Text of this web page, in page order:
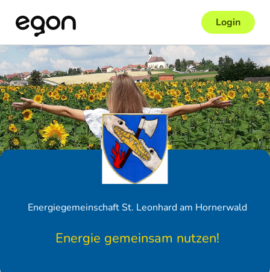
Login
Energiegemeinschaft St. Leonhard am Hornerwald
Energie gemeinsam nutzen!